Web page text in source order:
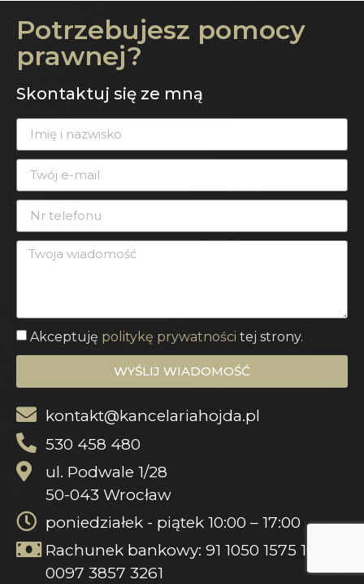
kontakt@kancelariahojda.pl
530 458 480
ul. Podwale 1/28
50-043 Wrocław
poniedziałek - piątek 10:00 – 17:00
Rachunek bankowy: 91 1050 1575 1000
0097 3857 3261
Potrzebujesz pomocy
prawnej?
Skontaktuj się ze mną
Akceptuję politykę prywatności tej strony.
WYŚLIJ WIADOMOŚĆ